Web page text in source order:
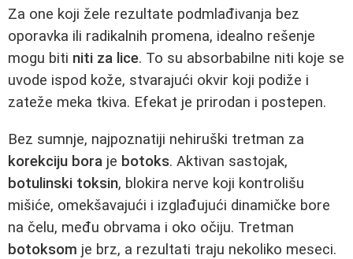
Za one koji žele rezultate podmlađivanja bez
oporavka ili radikalnih promena, idealno rešenje
mogu biti niti za lice. To su absorbabilne niti koje se
uvode ispod kože, stvarajući okvir koji podiže i
zateže meka tkiva. Efekat je prirodan i postepen.
Bez sumnje, najpoznatiji nehiruški tretman za
korekciju bora je botoks. Aktivan sastojak,
botulinski toksin, blokira nerve koji kontrolišu
mišiće, omekšavajući i izglađujući dinamičke bore
na čelu, među obrvama i oko očiju. Tretman
botoksom je brz, a rezultati traju nekoliko meseci.